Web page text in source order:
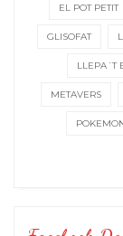
EL POT PETIT
GLISOFAT
LLEPA´T
METAVERS